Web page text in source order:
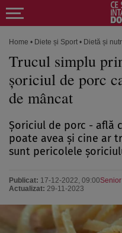
Home • Diete și Sport • Dietă și
Trucul simplu
șoriciul de porc
de mâncat
Șoriciul de porc - află
poate avea şi cine ar
sunt pericolele
Publicat: 17-12-2022, 09:00
Actualizat: 29-11-2023